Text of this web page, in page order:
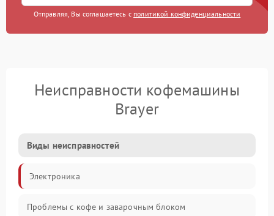
Отправляя, Вы соглашаетесь с политикой конфиденциальности
Неисправности кофемашины
Brayer
Виды неисправностей
Электроника
Проблемы с кофе и заварочным блоком